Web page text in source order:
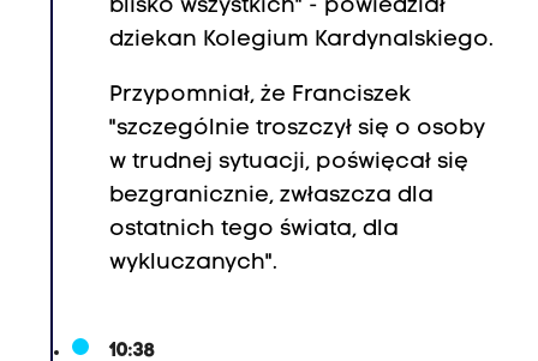
blisko wszystkich" - powiedział
dziekan Kolegium Kardynalskiego.
Przypomniał, że Franciszek
"szczególnie troszczył się o osoby
w trudnej sytuacji, poświęcał się
bezgranicznie, zwłaszcza dla
ostatnich tego świata, dla
wykluczanych".
10:38